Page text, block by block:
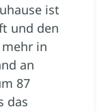
ist
und den
in
an
87
das